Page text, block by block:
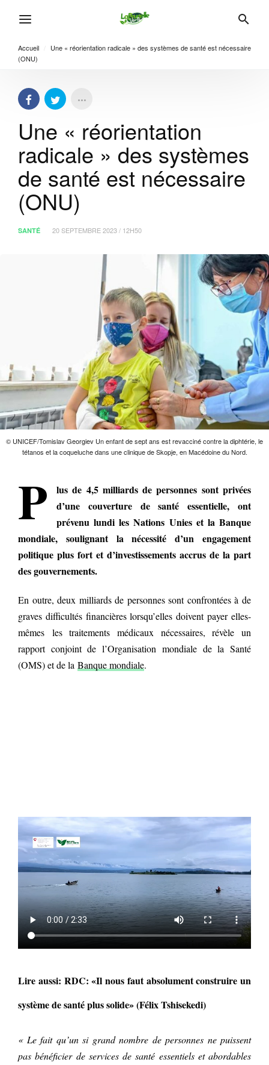
Accueil
Une « réorientation radicale » des systèmes de santé est nécessaire
(ONU)
Une « réorientation
radicale » des systèmes
de santé est nécessaire
(ONU)
SANTÉ 20 SEPTEMBRE 2023 / 12H50
© UNICEF/Tomislav Georgiev Un enfant de sept ans est revacciné contre la diphtérie, le
tétanos et la coqueluche dans une clinique de Skopje, en Macédoine du Nord.
P
lus de 4,5 milliards de personnes sont privées
d’une couverture de santé essentielle, ont
prévenu lundi les Nations Unies et la Banque
mondiale, soulignant la nécessité d’un engagement
politique plus fort et d’investissements accrus de la part
des gouvernements.
En outre, deux milliards de personnes sont confrontées à de
graves difficultés financières lorsqu’elles doivent payer elles-
mêmes les traitements médicaux nécessaires, révèle un
rapport conjoint de l’Organisation mondiale de la Santé
(OMS) et de la Banque mondiale.
Lire aussi: RDC: «Il nous faut absolument construire un
système de santé plus solide» (Félix Tshisekedi)
« Le fait qu’un si grand nombre de personnes ne puissent
pas bénéficier de services de santé essentiels et abordables